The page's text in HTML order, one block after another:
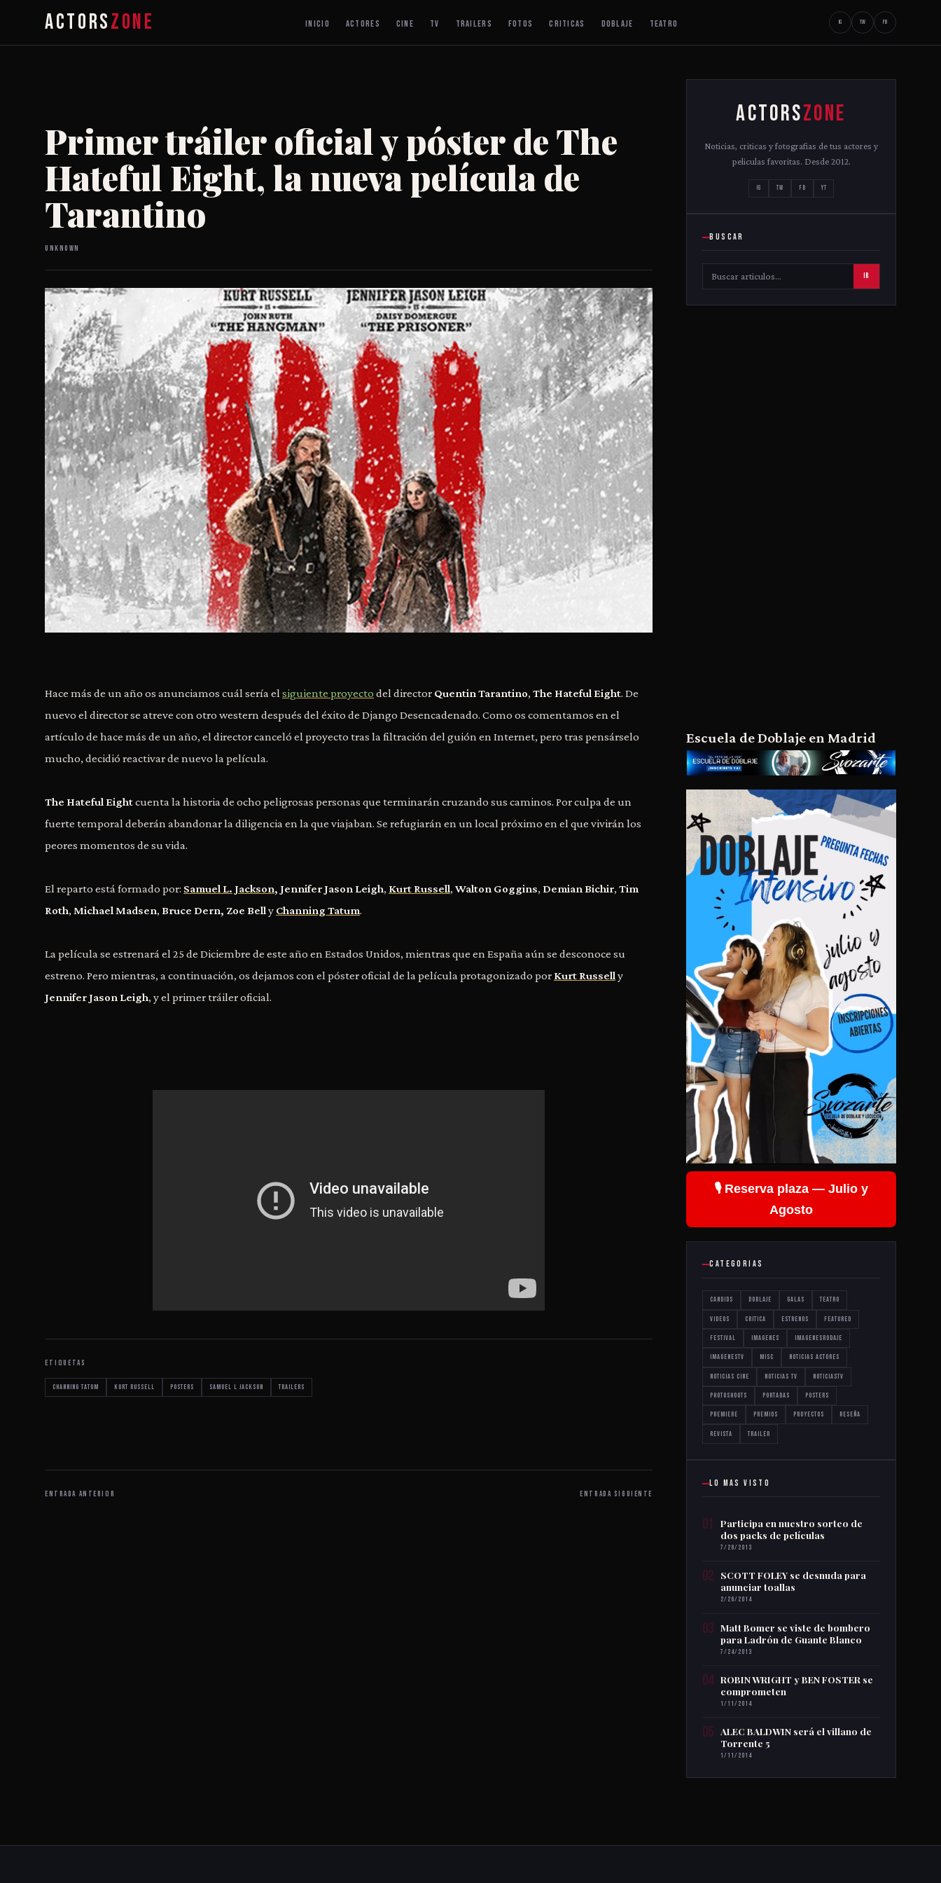
ACTORSZONE INICIO ACTORES CINE TV TRAILERS FOTOS CRITICAS DOBLAJE TEATRO IG TW FB
Primer tráiler oficial y póster de The
Hateful Eight, la nueva película de
Tarantino
Unknown
Hace más de un año os anunciamos cuál sería elsiguiente proyecto del director Quentin Tarantino, The Hateful Eight. De
nuevo el director se atreve con otro western después del éxito de Django Desencadenado. Como os comentamos en el
artículo de hace más de un año, el director canceló el proyecto tras la filtración del guión en Internet, pero tras pensárselo
mucho, decidió reactivar de nuevo la película.
The Hateful Eightcuenta la historia de ocho peligrosas personas que terminarán cruzando sus caminos. Por culpa de un
fuerte temporal deberán abandonar la diligencia en la que viajaban. Se refugiarán en un local próximo en el que vivirán los
peores momentos de su vida.
El reparto está formado por: Samuel L. Jackson, Jennifer Jason Leigh, Kurt Russell, Walton Goggins, Demian Bichir, Tim
Roth, Michael Madsen, Bruce Dern, Zoe Belly Channing Tatum.
La película se estrenará el 25 de Diciembre de este año en Estados Unidos, mientras que en España aún se desconoce su
estreno. Pero mientras, a continuación, os dejamos con el póster oficial de la película protagonizado por Kurt Russelly
Jennifer Jason Leigh, y el primer tráiler oficial.
ETIQUETAS
Channing Tatum Kurt Russell posters Samuel L Jackson trailers
ENTRADA ANTERIOR ENTRADA SIGUIENTE
ACTORSZONE
Noticias, criticas y fotografias de tus actores y
peliculas favoritas. Desde 2012.
IG TW FB YT
BUSCAR
IR
Escuela de Doblaje en Madrid
🎙️ Reserva plaza — Julio y
Agosto
CATEGORIAS
Candids Doblaje Galas Teatro
Videos critica estrenos featured
festival imagenes imagenesrodaje
imagenestv misc noticias actores
noticias cine noticias tv noticiastv
photoshoots portadas posters
premiere premios proyectos reseña
revista trailer
LO MAS VISTO
01
Participa en nuestro sorteo de
dos packs de películas
7/26/2013
02
SCOTT FOLEY se desnuda para
anunciar toallas
2/26/2014
03 Matt Bomer se viste de bombero
para Ladrón de Guante Blanco
7/24/2013
04 ROBIN WRIGHT y BEN FOSTER se
comprometen
1/11/2014
05
ALEC BALDWIN será el villano de
Torrente 5
1/11/2014